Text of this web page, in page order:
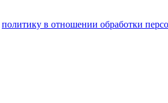
политику в отношении обработки